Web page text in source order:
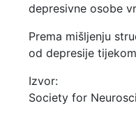
depresivne osobe
Prema mišljenju
od depresije
Izvor:
Society for